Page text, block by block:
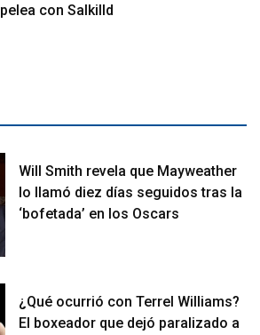
pelea con Salkilld
Will Smith revela que Mayweather
lo llamó diez días seguidos tras la
‘bofetada’ en los Oscars
¿Qué ocurrió con Terrel Williams?
El boxeador que dejó paralizado a